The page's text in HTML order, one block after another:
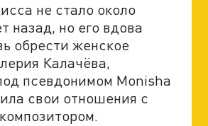
не стало около
назад, но его вдова
обрести женское
Калачёва,
псевдонимом Monisha
свои отношения с